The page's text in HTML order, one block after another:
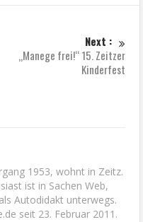
Next :
„Manege frei!“ 15. Zeitzer
Kinderfest
1953, wohnt in Zeitz.
ist in Sachen Web,
Autodidakt unterwegs.
seit 23. Februar 2011.